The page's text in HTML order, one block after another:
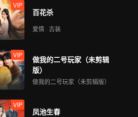
VIP
百花杀
爱情 · 古装
VIP
做我的二号玩家（未剪辑
版）
做我的二号玩家（未剪辑版）
VIP
凤池生春